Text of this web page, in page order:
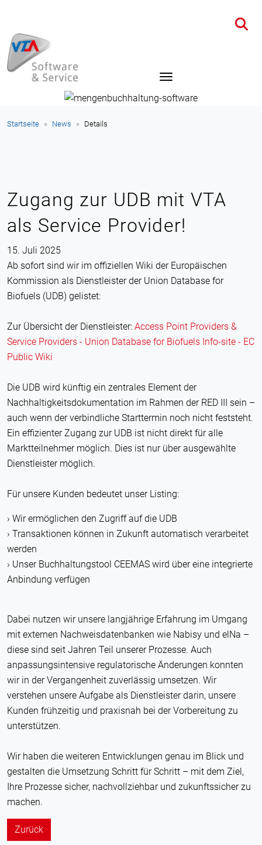
Startseite News Details
Zugang zur UDB mit VTA
als Service Provider!
15. Juli 2025
Ab sofort sind wir im offiziellen Wiki der Europäischen
Kommission als Dienstleister der Union Database for
Biofuels (UDB) gelistet:
Zur Übersicht der Dienstleister: Access Point Providers &
Service Providers - Union Database for Biofuels Info-site - EC
Public Wiki
Die UDB wird künftig ein zentrales Element der
Nachhaltigkeitsdokumentation im Rahmen der RED III sein –
auch wenn der verbindliche Starttermin noch nicht feststeht.
Ein effizienter Zugang zur UDB ist nicht direkt für alle
Marktteilnehmer möglich. Dies ist nur über ausgewählte
Dienstleister möglich.
Für unsere Kunden bedeutet unser Listing:
Wir ermöglichen den Zugriff auf die UDB
Transaktionen können in Zukunft automatisch verarbeitet
werden
Unser Buchhaltungstool CEEMAS wird über eine integrierte
Anbindung verfügen
Dabei nutzen wir unsere langjährige Erfahrung im Umgang
mit externen Nachweisdatenbanken wie Nabisy und elNa –
diese sind seit Jahren Teil unserer Prozesse. Auch
anpassungsintensive regulatorische Änderungen konnten
wir in der Vergangenheit zuverlässig umsetzen. Wir
verstehen unsere Aufgabe als Dienstleister darin, unsere
Kunden frühzeitig und praxisnah bei der Vorbereitung zu
unterstützen.
Wir haben die weiteren Entwicklungen genau im Blick und
gestalten die Umsetzung Schritt für Schritt – mit dem Ziel,
Ihre Prozesse sicher, nachvollziehbar und zukunftssicher zu
machen.
Zurück